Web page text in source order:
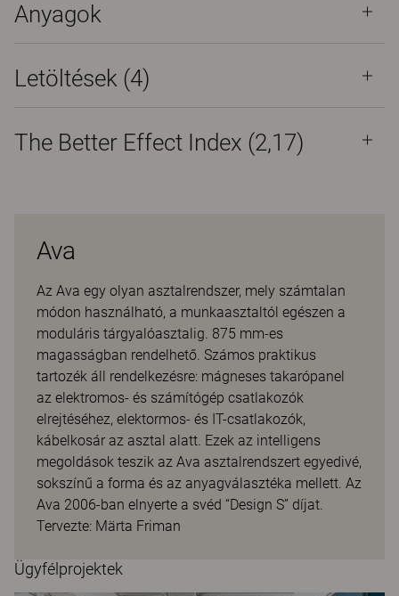
Anyagok
Letöltések (4)
The Better Effect Index (2,17)
Ava
Az Ava egy olyan asztalrendszer, mely számtalan
módon használható, a munkaasztaltól egészen a
moduláris tárgyalóasztalig. 875 mm-es
magasságban rendelhető. Számos praktikus
tartozék áll rendelkezésre: mágneses takarópanel
az elektromos- és számítógép csatlakozók
elrejtéséhez, elektormos- és IT-csatlakozók,
kábelkosár az asztal alatt. Ezek az intelligens
megoldások teszik az Ava asztalrendszert egyedivé,
sokszínű a forma és az anyagválasztéka mellett. Az
Ava 2006-ban elnyerte a svéd “Design S” díjat.
Tervezte: Märta Friman
Ügyfélprojektek